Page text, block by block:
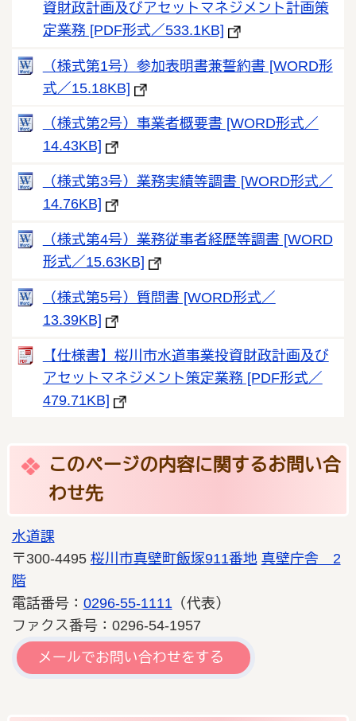
資財政計画及びアセットマネジメント計画策
定業務 [PDF形式／533.1KB]
（様式第1号）参加表明書兼誓約書 [WORD形
式／15.18KB]
（様式第2号）事業者概要書 [WORD形式／
14.43KB]
（様式第3号）業務実績等調書 [WORD形式／
14.76KB]
（様式第4号）業務従事者経歴等調書 [WORD
形式／15.63KB]
（様式第5号）質問書 [WORD形式／
13.39KB]
【仕様書】桜川市水道事業投資財政計画及び
アセットマネジメント策定業務 [PDF形式／
479.71KB]
このページの内容に関するお問い合
わせ先
水道課
〒300-4495 桜川市真壁町飯塚911番地 真壁庁舎 2
階
電話番号： 0296-55-1111 （代表）
ファクス番号：0296-54-1957
メールでお問い合わせをする